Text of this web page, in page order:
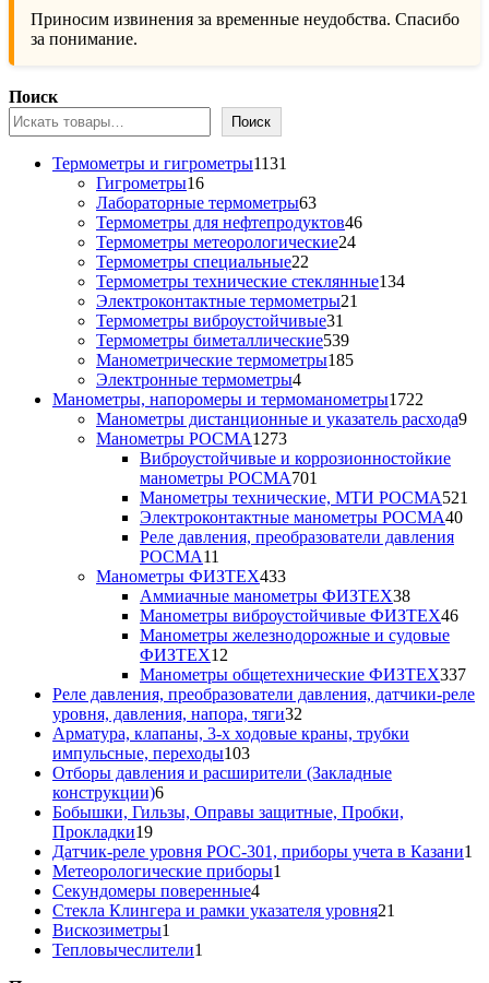
Приносим извинения за временные неудобства. Спасибо
за понимание.
Поиск
Поиск
Термометры и гигрометры1131
Гигрометры1616
товаров
Лабораторные термометры6363
товара
Термометры для нефтепродуктов4646
Термометры метеорологические2424
Термометры специальные22
товара
Термометры технические стеклянные134134
Электроконтактные термометры21
Термометры виброустойчивые31
товар
Термометры биметаллические539539
товаров
Манометрические термометры185185
Электронные термометры44
товара
Манометры, напоромеры и термоманометры1722
товара
Манометры дистанционные и указатель расхода99
Манометры РОСМА12731273
товара
Виброустойчивые и коррозионностойкие
манометры РОСМА701
товар
Манометры технические, МТИ РОСМА521
Электроконтактные манометры РОСМА4040
Реле давления, преобразователи давления
РОСМА11
товаров
Манометры ФИЗТЕХ433433
товара
Аммиачные манометры ФИЗТЕХ3838
товаров
Манометры виброустойчивые ФИЗТЕХ4646
Манометры железнодорожные и судовые
ФИЗТЕХ12
товаров
Манометры общетехнические ФИЗТЕХ337
Реле давления, преобразователи давления, датчики-реле
уровня, давления, напора, тяги32
товара
Арматура, клапаны, 3-х ходовые краны, трубки
импульсные, переходы103103
товара
Отборы давления и расширители (Закладные
конструкции)66
товаров
Бобышки, Гильзы, Оправы защитные, Пробки,
Прокладки1919
товаров
Датчик-реле уровня РОС-301, приборы учета в Казани1
Метеорологические приборы1
Секундомеры поверенные44
товара
Стекла Клингера и рамки указателя уровня21
Вискозиметры1
товар
Тепловычеслители1